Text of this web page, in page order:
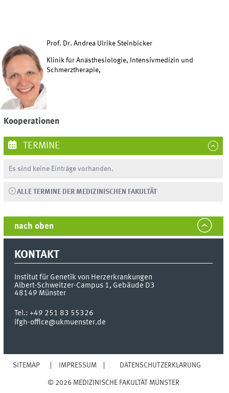
Prof. Dr. Andrea Ulrike Steinbicker
Klinik für Anästhesiologie, Intensivmedizin und
Schmerztherapie,
Kooperationen
TERMINE
Es sind keine Einträge vorhanden.
ALLE TERMINE DER MEDIZINISCHEN FAKULTÄT
nach oben
KONTAKT
Institut für Genetik von Herzerkrankungen
Albert-Schweitzer-Campus 1, Gebäude D3
48149 Münster
Tel.:+49 251 83 55326
ifgh-office@­ukmuenster.­de
SITEMAP IMPRESSUM DATENSCHUTZERKLÄRUNG
© 2026 MEDIZINISCHE FAKULTÄT MÜNSTER